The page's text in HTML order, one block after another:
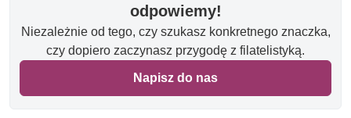
odpowiemy!
Niezależnie od tego, czy szukasz konkretnego znaczka,
czy dopiero zaczynasz przygodę z filatelistyką.
Napisz do nas